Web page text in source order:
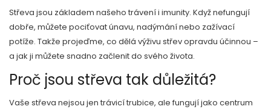
Střeva jsou základem našeho trávení i imunity. Když nefungují
dobře, můžete pociťovat únavu, nadýmání nebo zažívací
potíže. Takže projeďme, co dělá výživu střev opravdu účinnou –
a jak ji můžete snadno začlenit do svého života.
Proč jsou střeva tak důležitá?
Vaše střeva nejsou jen trávicí trubice, ale fungují jako centrum